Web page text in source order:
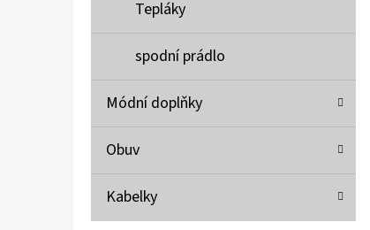
Tepláky
spodní prádlo
Módní doplňky
Obuv
Kabelky